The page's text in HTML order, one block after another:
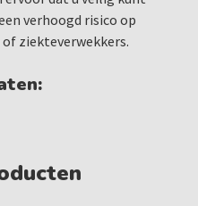
verhoogd risico op
ziekteverwekkers.